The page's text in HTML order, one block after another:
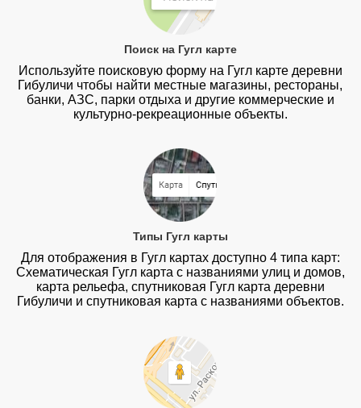
Поиск на Гугл карте
Используйте поисковую форму на Гугл карте деревни
Гибуличи чтобы найти местные магазины, рестораны,
банки, АЗС, парки отдыха и другие коммерческие и
культурно-рекреационные объекты.
Типы Гугл карты
Для отображения в Гугл картах доступно 4 типа карт:
Схематическая Гугл карта с названиями улиц и домов,
карта рельефа, спутниковая Гугл карта деревни
Гибуличи и спутниковая карта с названиями объектов.